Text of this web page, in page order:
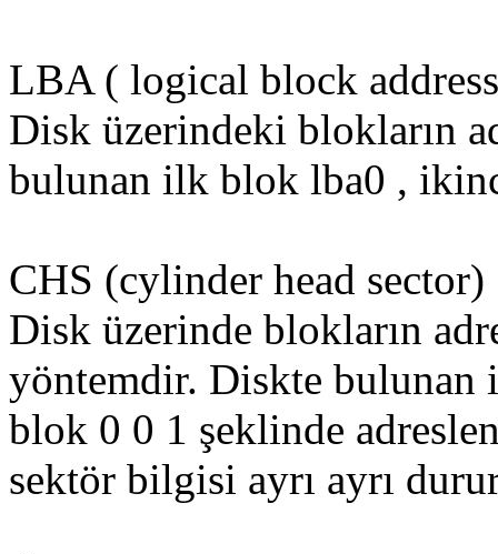
LBA ( logical block
Disk üzerindeki blokların
bulunan ilk blok lba0 ,
CHS (cylinder head
Disk üzerinde blokların
yöntemdir. Diskte
blok 0 0 1 şeklinde
sektör bilgisi ayrı ayrı